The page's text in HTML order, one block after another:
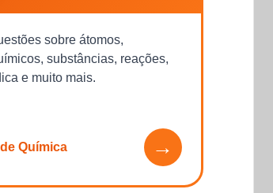
sobre átomos,
substâncias, reações,
e muito mais.
Química →